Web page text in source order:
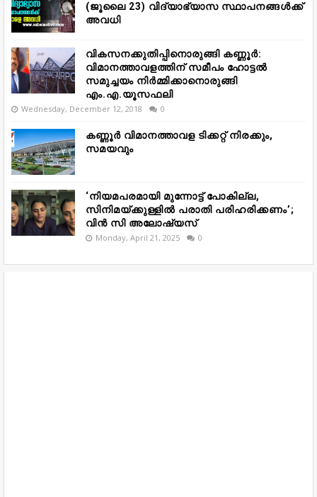
(ജൂലൈ 23) വിദ്യാഭ്യാസ സ്ഥാപനങ്ങൾക്ക്
അവധി
വികസനക്കുതിപ്പിനൊരുങ്ങി കണ്ണൂർ:
വിമാനത്താവളത്തിന് സമീപം ഹോട്ടൽ
സമുച്ചയം നിർമ്മിക്കാനൊരുങ്ങി
എം.എ.യൂസഫലി
Wednesday, December 12, 2018 0
കണ്ണൂർ വിമാനത്താവള ടിക്കറ്റ് നിരക്കും,
സമയവും
‘നിയമപരമായി മുന്നോട്ട് പോകില്ല,
സിനിമയ്ക്കുള്ളിൽ പരാതി പരിഹരിക്കണം’;
വിൻ സി അലോഷ്യസ്
Monday, April 21, 2025 0